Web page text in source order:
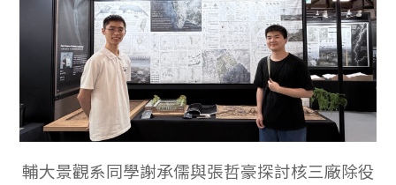
輔大景觀系同學謝承儒與張哲豪探討核三廠除役